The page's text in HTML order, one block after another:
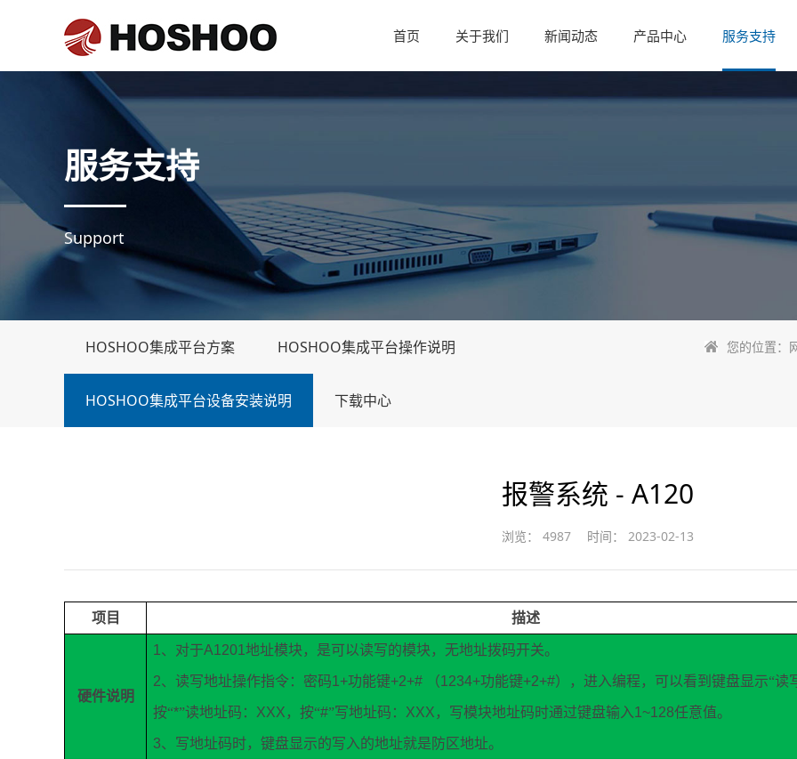
首页 关于我们 新闻动态 产品中心 服务支持
服务支持
Support
您的位置：
HOSHOO集成平台方案 HOSHOO集成平台操作说明
HOSHOO集成平台设备安装说明 下载中心
报警系统 - A120
浏览： 4987 时间： 2023-02-13
项目 描述
硬件说明
1 、对于A1201 地址模块，是可以读写的模块，无地址拨码开关。
2、读写地址操作指令：密码1+功能键+2+# （1234+功能键+2+#），进入编程，可以看到键盘显示“读
按“*”读地址码： XXX ，按“#”写地址码： XXX ，写模块地址码时通过键盘输入1~128任意值。
3、写地址码时，键盘显示的写入的地址就是防区地址。